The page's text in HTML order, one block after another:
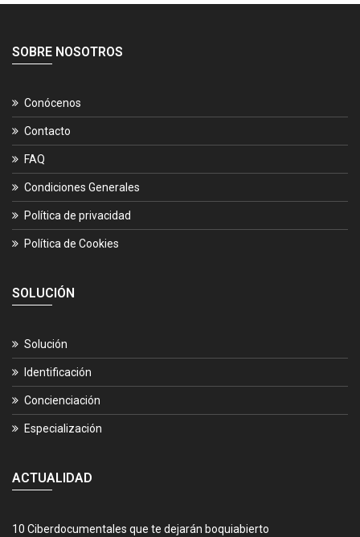
SOBRE NOSOTROS
Conócenos
Contacto
FAQ
Condiciones Generales
Política de privacidad
Política de Cookies
SOLUCIÓN
Solución
Identificación
Concienciación
Especialización
ACTUALIDAD
10 Ciberdocumentales que te dejarán boquiabierto